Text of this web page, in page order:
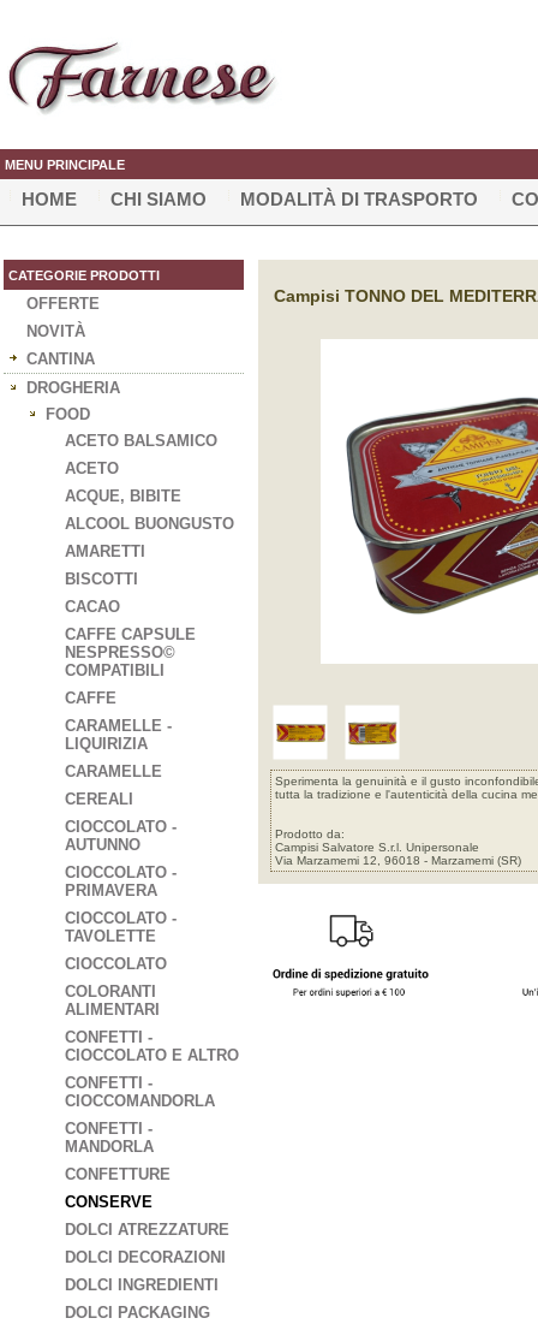
MENU PRINCIPALE
HOME CHI SIAMO MODALITÀ DI TRASPORTO
CATEGORIE PRODOTTI
OFFERTE
NOVITÀ
CANTINA
DROGHERIA
FOOD
ACETO BALSAMICO
ACETO
ACQUE, BIBITE
ALCOOL BUONGUSTO
AMARETTI
BISCOTTI
CACAO
CAFFE CAPSULE
NESPRESSO©
COMPATIBILI
CAFFE
CARAMELLE -
LIQUIRIZIA
CARAMELLE
CEREALI
CIOCCOLATO -
AUTUNNO
CIOCCOLATO -
PRIMAVERA
CIOCCOLATO -
TAVOLETTE
CIOCCOLATO
COLORANTI
ALIMENTARI
CONFETTI -
CIOCCOLATO E ALTRO
CONFETTI -
CIOCCOMANDORLA
CONFETTI -
MANDORLA
CONFETTURE
CONSERVE
DOLCI ATREZZATURE
DOLCI DECORAZIONI
DOLCI INGREDIENTI
DOLCI PACKAGING
Campisi TONNO DEL
Sperimenta la genuinità e il gusto
tutta la tradizione e l'autenticità della cucina
Prodotto da:
Campisi Salvatore S.r.l. Unipersonale
Via Marzamemi 12, 96018 - Marzamemi (SR)